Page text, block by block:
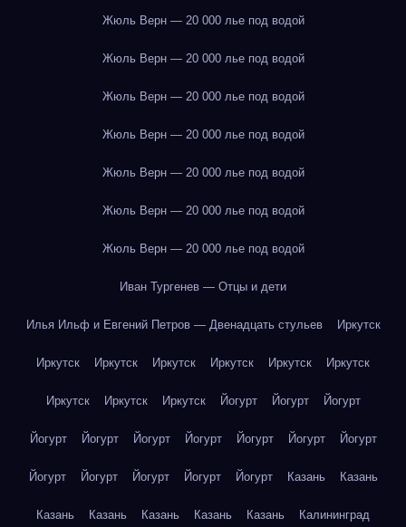
Жюль Верн — 20 000 лье под водой
Жюль Верн — 20 000 лье под водой
Жюль Верн — 20 000 лье под водой
Жюль Верн — 20 000 лье под водой
Жюль Верн — 20 000 лье под водой
Жюль Верн — 20 000 лье под водой
Жюль Верн — 20 000 лье под водой
Иван Тургенев — Отцы и дети
Илья Ильф и Евгений Петров — Двенадцать стульев Иркутск
Иркутск Иркутск Иркутск Иркутск Иркутск Иркутск
Иркутск Иркутск Иркутск Йогурт Йогурт Йогурт
Йогурт Йогурт Йогурт Йогурт Йогурт Йогурт Йогурт
Йогурт Йогурт Йогурт Йогурт Йогурт Казань Казань
Казань Казань Казань Казань Казань Калининград